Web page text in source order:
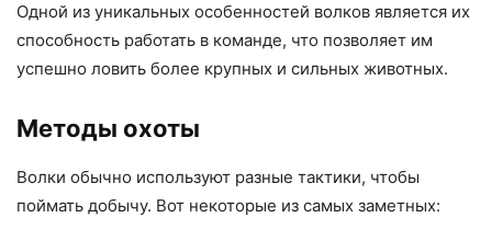
Одной из уникальных особенностей волков является их
способность работать в команде, что позволяет им
успешно ловить более крупных и сильных животных.
Методы охоты
Волки обычно используют разные тактики, чтобы
поймать добычу. Вот некоторые из самых заметных: